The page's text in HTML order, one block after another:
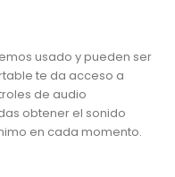
usado y pueden ser
te da acceso a
de audio
obtener el sonido
en cada momento.